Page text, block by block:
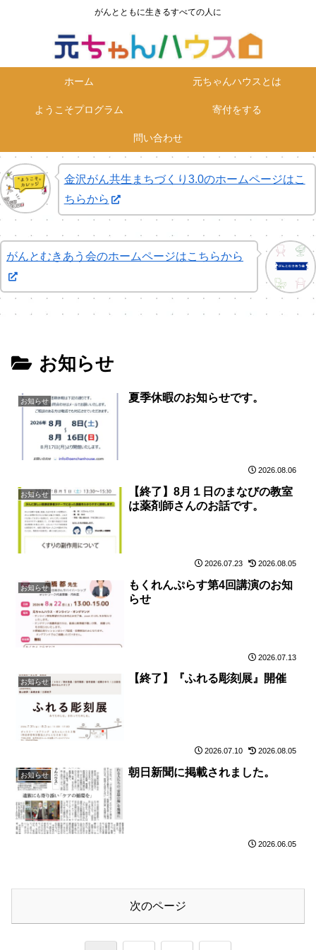
がんとともに生きるすべての人に
ホーム 元ちゃんハウスとは
ようこそプログラム 寄付をする
問い合わせ
金沢がん共生まちづくり3.0のホームページはこ
ちらから
がんとむきあう会のホームページはこちらから
お知らせ
お知らせ 夏季休暇のお知らせです。
2026.08.06
お知らせ
【終了】8月１日のまなびの教室
は薬剤師さんのお話です。
2026.07.23 2026.08.05
お知らせ
もくれんぷらす第4回講演のお知
らせ
2026.07.13
お知らせ 【終了】『ふれる彫刻展』開催
2026.07.10 2026.08.05
お知らせ 朝日新聞に掲載されました。
2026.06.05
次のページ